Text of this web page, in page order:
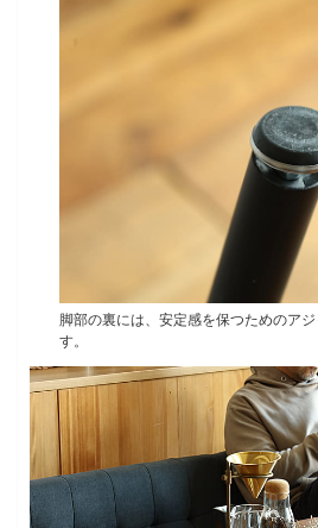
脚部の裏には、安定感を保つためのア
す。